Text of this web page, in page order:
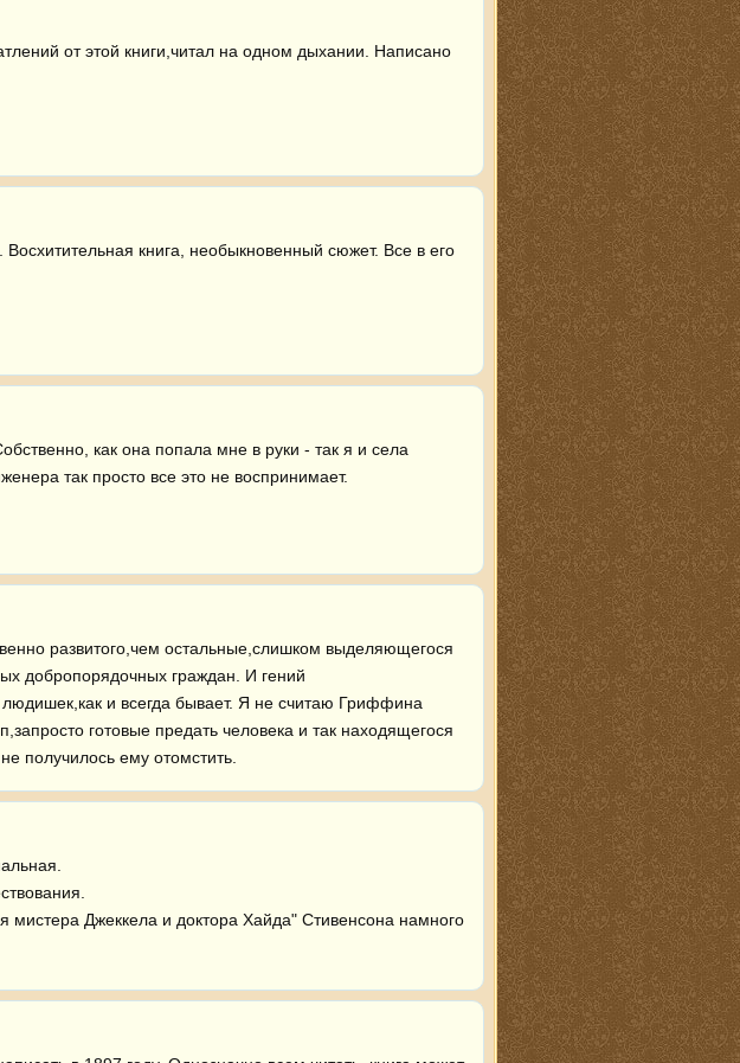
от этой книги,читал на одном дыхании. Написано
книга, необыкновенный сюжет. Все в его
как она попала мне в руки - так я и села
так просто все это не воспринимает.
развитого,чем остальные,слишком выделяющегося
добропорядочных граждан. И гений
и всегда бывает. Я не считаю Гриффина
готовые предать человека и так находящегося
получилось ему отомстить.
Джеккела и доктора Хайда" Стивенсона намного